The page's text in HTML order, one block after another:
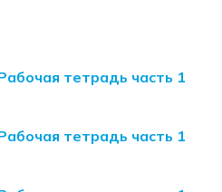
тетрадь часть 1
тетрадь часть 1